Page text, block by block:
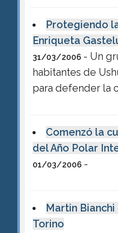
Protegiendo
Enriqueta
31/03/2006 - Un
habitantes de
para defender la
Comenzó la
del Año Polar
01/03/2006 -
Martin
Torino